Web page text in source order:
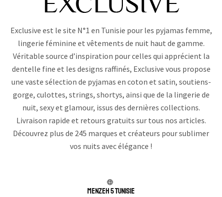
Exclusive est le site N°1 en Tunisie pour les pyjamas femme,
lingerie féminine et vêtements de nuit haut de gamme.
Véritable source d’inspiration pour celles qui apprécient la
dentelle fine et les designs raffinés, Exclusive vous propose
une vaste sélection de pyjamas en coton et satin, soutiens-
gorge, culottes, strings, shortys, ainsi que de la lingerie de
nuit, sexy et glamour, issus des dernières collections.
Livraison rapide et retours gratuits sur tous nos articles.
Découvrez plus de 245 marques et créateurs pour sublimer
vos nuits avec élégance !
Menzeh 5 TUNISIE